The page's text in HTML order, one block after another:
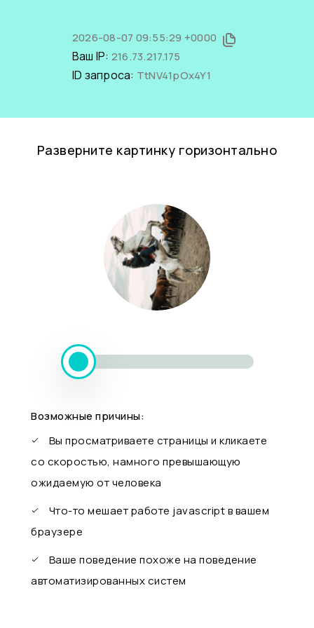
2026-08-07 09:55:29 +0000
Ваш IP: 216.73.217.175
ID запроса: TtNV41pOx4Y1
Разверните картинку горизонтально
Возможные причины:
Вы просматриваете страницы и кликаете
со скоростью, намного превышающую
ожидаемую от человека
Что-то мешает работе javascript в вашем
браузере
Ваше поведение похоже на поведение
автоматизированных систем